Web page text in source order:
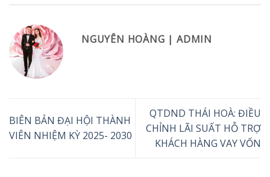
NGUYÊN HOÀNG | ADMIN
BIÊN BẢN ĐẠI HỘI THÀNH
VIÊN NHIỆM KỲ 2025- 2030
QTDND THÁI HOÀ: ĐIỀU
CHỈNH LÃI SUẤT HỖ TRỢ
KHÁCH HÀNG VAY VỐN